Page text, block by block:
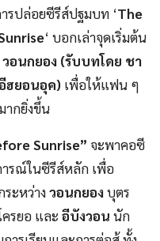
รปล่อยซีรีส์ปฐมบท ‘The
‘ บอกเล่าจุดเริ่มต้น
วอนกยอง (รับบทโดย ชา
ฮยอนอุค) เพื่อให้แฟน ๆ
ากยิ่งขึ้น
Sunrise” จะพาคอซี
รณ์ในซีรีส์หลัก เพื่อ
ะหว่างวอนกยองบุตร
รยอ และ อีบังวอน นัก